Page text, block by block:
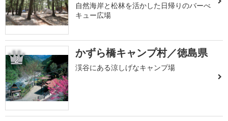
自然海岸と松林を活かした日帰りのバーべ
キュー広場
2 かずら橋キャンプ村／徳島県
渓谷にある涼しげなキャンプ場